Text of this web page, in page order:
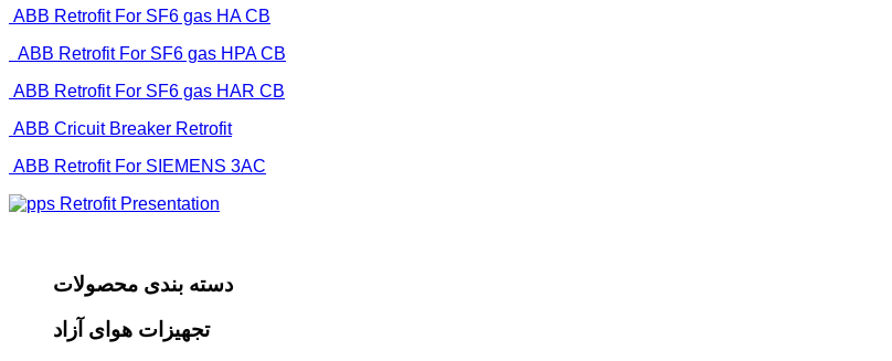
ABB Retrofit For SF6 gas HA CB
ABB Retrofit For SF6 gas HPA CB
ABB Retrofit For SF6 gas HAR CB
ABB Cricuit Breaker Retrofit
ABB Retrofit For SIEMENS 3AC
Retrofit Presentation
دسته بندی محصولات
تجهیزات هوای آزاد